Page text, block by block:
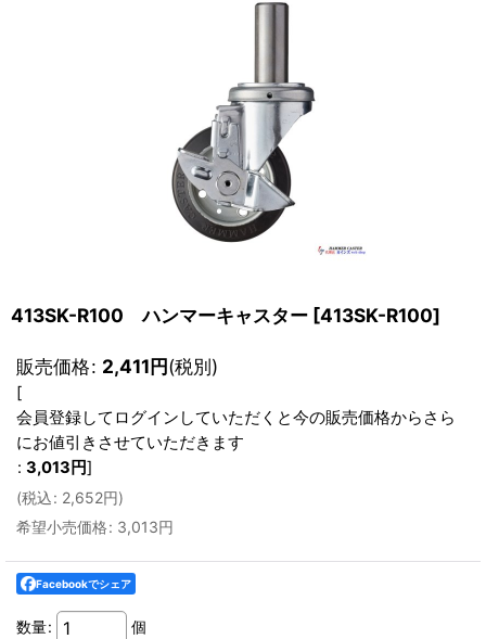
413SK-R100 ハンマーキャスター [413SK-R100]
販売価格: 2,411円(税別)
[
会員登録してログインしていただくと今の販売価格からさら
にお値引きさせていただきます
: 3,013 円]
(税込: 2,652円)
希望小売価格: 3,013円
Facebookでシェア
数量: 個